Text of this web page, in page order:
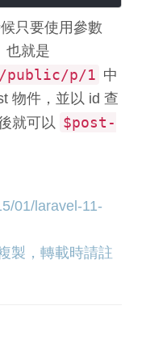
只要使用參數
也就是
p/1 中
物件，並以 id 查
就可以 $post-
01/laravel-11-
製，轉載時請註